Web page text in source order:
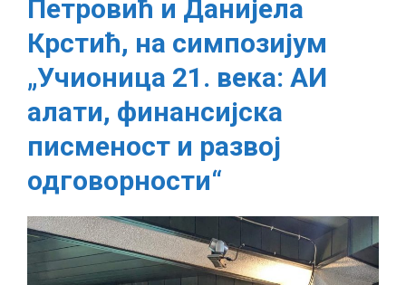
Ана
Петровић
и
Данијела
Крстић,
на
симпозијум
„Учионица
алати,
финансијска
Петровић и Данијела
Крстић, на симпозијум
„Учионица 21. века: АИ
алати, финансијска
писменост и развој
одговорности“